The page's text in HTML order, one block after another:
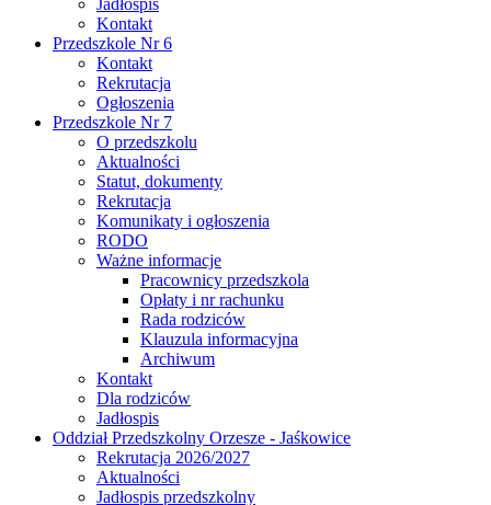
Jadłospis
Kontakt
Przedszkole Nr 6
Kontakt
Rekrutacja
Ogłoszenia
Przedszkole Nr 7
O przedszkolu
Aktualności
Statut, dokumenty
Rekrutacja
Komunikaty i ogłoszenia
RODO
Ważne informacje
Pracownicy przedszkola
Opłaty i nr rachunku
Rada rodziców
Klauzula informacyjna
Archiwum
Kontakt
Dla rodziców
Jadłospis
Oddział Przedszkolny Orzesze - Jaśkowice
Rekrutacja 2026/2027
Aktualności
Jadłospis przedszkolny